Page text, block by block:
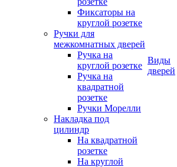
Фиксаторы на
круглой розетке
Ручки для
межкомнатных дверей
Ручка на
круглой розетке
Ручка на
квадратной
розетке
Ручки Морелли
Накладка под
цилиндр
На квадратной
розетке
На круглой
Виды
дверей